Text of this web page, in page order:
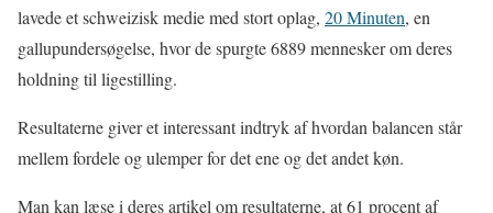
lavede et schweizisk medie med stort oplag, 20 Minuten, en
gallupundersøgelse, hvor de spurgte 6889 mennesker om deres
holdning til ligestilling.
Resultaterne giver et interessant indtryk af hvordan balancen står
mellem fordele og ulemper for det ene og det andet køn.
Man kan læse i deres artikel om resultaterne, at 61 procent af